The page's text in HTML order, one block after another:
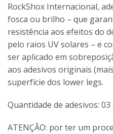
RockShox Internacional,
fosca ou brilho – que
resistência aos efeitos do
pelo raios UV solares – e
ser aplicado em
aos adesivos originais
superfície dos lower legs.
Quantidade de adesivos: 03
ATENÇÃO: por ter um